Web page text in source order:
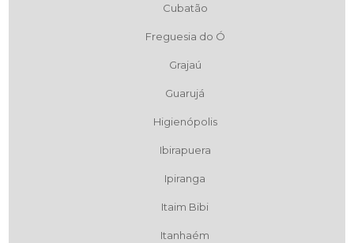
Cubatão
Freguesia do Ó
Grajaú
Guarujá
Higienópolis
Ibirapuera
Ipiranga
Itaim Bibi
Itanhaém